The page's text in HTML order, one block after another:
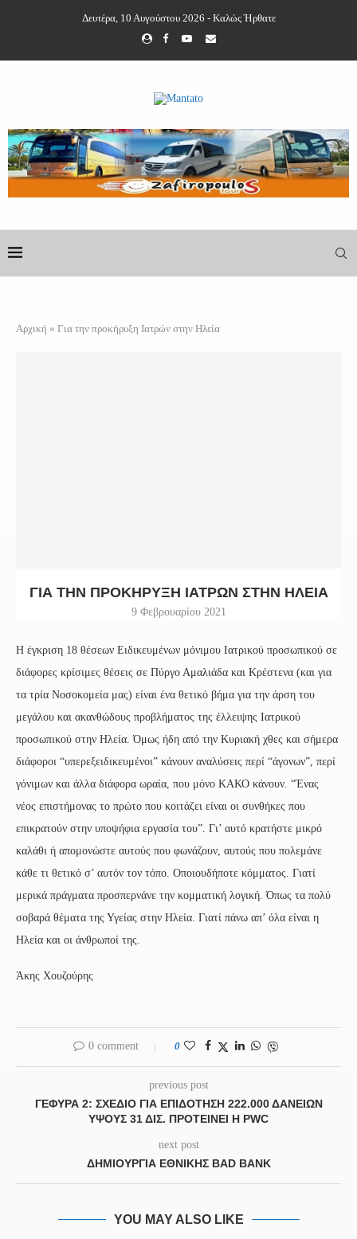
Δευτέρα, 10 Αυγούστου 2026 - Καλώς Ήρθατε
Αρχική » Για την προκήρυξη Ιατρών στην Ηλεία
ΓΙΑ ΤΗΝ ΠΡΟΚΉΡΥΞΗ ΙΑΤΡΏΝ ΣΤΗΝ ΗΛΕΊΑ
9 Φεβρουαρίου 2021
Η έγκριση 18 θέσεων Ειδικευμένων μόνιμου Ιατρικού προσωπικού σε
διάφορες κρίσιμες θέσεις σε Πύργο Αμαλιάδα και Κρέστενα (και για
τα τρία Νοσοκομεία μας) είναι ένα θετικό βήμα για την άρση του
μεγάλου και ακανθώδους προβλήματος της έλλειψης Ιατρικού
προσωπικού στην Ηλεία. Όμως ήδη από την Κυριακή χθες και σήμερα
διάφοροι “υπερεξειδικευμένοι” κάνουν αναλύσεις περί “άγονων”, περί
γόνιμων και άλλα διάφορα ωραία, που μόνο ΚΑΚΟ κάνουν. “Ένας
νέος επιστήμονας το πρώτο που κοιτάζει είναι οι συνθήκες που
επικρατούν στην υποψήφια εργασία του”. Γι’ αυτό κρατήστε μικρό
καλάθι ή απομονώστε αυτούς που φωνάζουν, αυτούς που πολεμάνε
κάθε τι θετικό σ’ αυτόν τον τόπο. Οποιουδήποτε κόμματος. Γιατί
μερικά πράγματα προσπερνάνε την κομματική λογική. Όπως τα πολύ
σοβαρά θέματα της Υγείας στην Ηλεία. Γιατί πάνω απ’ όλα είναι η
Ηλεία και οι άνθρωποί της.
Άκης Χουζούρης
0 comment 0
previous post
ΓΈΦΥΡΑ 2: ΣΧΈΔΙΟ ΓΙΑ ΕΠΙΔΌΤΗΣΗ 222.000 ΔΑΝΕΊΩΝ
ΎΨΟΥΣ 31 ΔΙΣ. ΠΡΟΤΕΊΝΕΙ Η PWC
next post
ΔΗΜΙΟΥΡΓΊΑ ΕΘΝΙΚΉΣ BAD BANK
YOU MAY ALSO LIKE